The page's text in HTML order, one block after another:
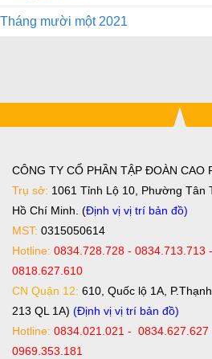
Tháng mười một 2021
CÔNG TY CỔ PHẦN TẬP ĐOÀN CAO
Trụ sở: 1061 Tỉnh Lộ 10, Phường Tân
Hồ Chí Minh. (Định vị vị trí bản đồ)
MST: 0315050614
Hotline: 0834.728.728 - 0834.713.713
0818.627.610
CN Quận 12: 610, Quốc lộ 1A,
213 QL 1A) (Định vị vị trí bản đồ)
Hotline: 0834.021.021 - 0834.627.627
0969.353.181